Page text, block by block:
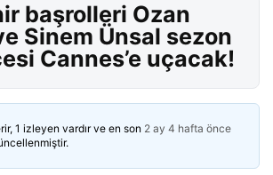
başrolleri Ozan
Sinem Ünsal sezon
Cannes’e uçacak!
1 izleyen vardır ve en son 2 ay 4 hafta önce